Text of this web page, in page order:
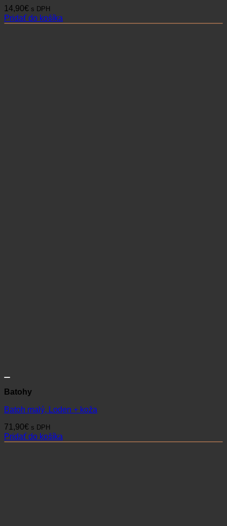
14,90€ s DPH
Pridať do košíka
Batohy
Batoh malý, Loden + koža
71,90€ s DPH
Pridať do košíka